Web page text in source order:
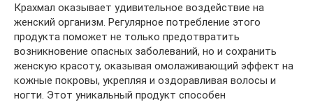
Крахмал оказывает удивительное воздействие на
женский организм. Регулярное потребление этого
продукта поможет не только предотвратить
возникновение опасных заболеваний, но и сохранить
женскую красоту, оказывая омолаживающий эффект на
кожные покровы, укрепляя и оздоравливая волосы и
ногти. Этот уникальный продукт способен